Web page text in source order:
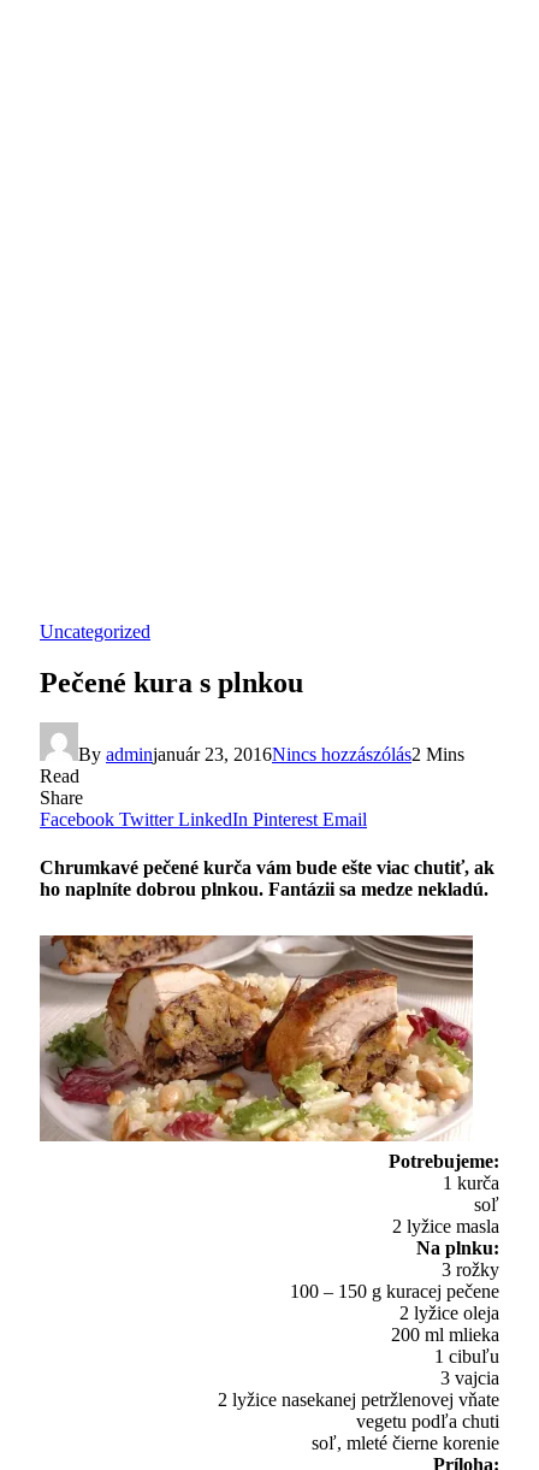
Uncategorized
Pečené kura s plnkou
By adminjanuár 23, 2016Nincs hozzászólás2 Mins
Read
Share
Facebook Twitter LinkedIn Pinterest Email
Chrumkavé pečené kurča vám bude ešte viac chutiť, ak
ho naplníte dobrou plnkou. Fantázii sa medze nekladú.
Potrebujeme:
1 kurča
soľ
2 lyžice masla
Na plnku:
3 rožky
100 – 150 g kuracej pečene
2 lyžice oleja
200 ml mlieka
1 cibuľu
3 vajcia
2 lyžice nasekanej petržlenovej vňate
vegetu podľa chuti
soľ, mleté čierne korenie
Príloha: